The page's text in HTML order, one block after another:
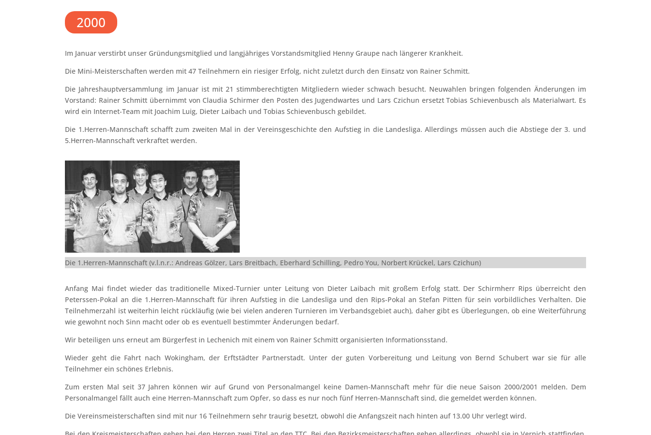
2000
Im Januar verstirbt unser Gründungsmitglied und langjähriges Vorstandsmitglied Henny Graupe nach längerer Krankheit.
Die Mini-Meisterschaften werden mit 47 Teilnehmern ein riesiger Erfolg, nicht zuletzt durch den Einsatz von Rainer Schmitt.
Die Jahreshauptversammlung im Januar ist mit 21 stimmberechtigten Mitgliedern wieder schwach besucht. Neuwahlen bringen folgenden Änderungen im
Vorstand: Rainer Schmitt übernimmt von Claudia Schirmer den Posten des Jugendwartes und Lars Czichun ersetzt Tobias Schievenbusch als Materialwart. Es
wird ein Internet-Team mit Joachim Luig, Dieter Laibach und Tobias Schievenbusch gebildet.
Die 1.Herren-Mannschaft schafft zum zweiten Mal in der Vereinsgeschichte den Aufstieg in die Landesliga. Allerdings müssen auch die Abstiege der 3. und
5.Herren-Mannschaft verkraftet werden.
Die 1.Herren-Mannschaft (v.l.n.r.: Andreas Gölzer, Lars Breitbach, Eberhard Schilling, Pedro You, Norbert Krückel, Lars Czichun)
Anfang Mai findet wieder das traditionelle Mixed-Turnier unter Leitung von Dieter Laibach mit großem Erfolg statt. Der Schirmherr Rips überreicht den
Peterssen-Pokal an die 1.Herren-Mannschaft für ihren Aufstieg in die Landesliga und den Rips-Pokal an Stefan Pitten für sein vorbildliches Verhalten. Die
Teilnehmerzahl ist weiterhin leicht rückläufig (wie bei vielen anderen Turnieren im Verbandsgebiet auch), daher gibt es Überlegungen, ob eine Weiterführung
wie gewohnt noch Sinn macht oder ob es eventuell bestimmter Änderungen bedarf.
Wir beteiligen uns erneut am Bürgerfest in Lechenich mit einem von Rainer Schmitt organisierten Informationsstand.
Wieder geht die Fahrt nach Wokingham, der Erftstädter Partnerstadt. Unter der guten Vorbereitung und Leitung von Bernd Schubert war sie für alle
Teilnehmer ein schönes Erlebnis.
Zum ersten Mal seit 37 Jahren können wir auf Grund von Personalmangel keine Damen-Mannschaft mehr für die neue Saison 2000/2001 melden. Dem
Personalmangel fällt auch eine Herren-Mannschaft zum Opfer, so dass es nur noch fünf Herren-Mannschaft sind, die gemeldet werden können.
Die Vereinsmeisterschaften sind mit nur 16 Teilnehmern sehr traurig besetzt, obwohl die Anfangszeit nach hinten auf 13.00 Uhr verlegt wird.